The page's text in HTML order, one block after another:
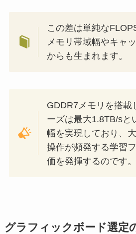
この差は単純な
メモリ帯域幅やキャ
からも生まれます。
GDDR7メモリを搭載
ーズは最大1.8TB/sと
幅を実現しており、
操作が頻発する学習
価を発揮するのです。
グラフィックボード選定